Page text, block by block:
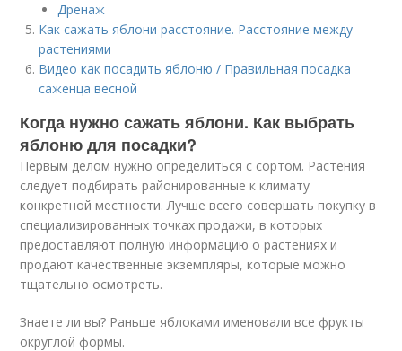
Дренаж
Как сажать яблони расстояние. Расстояние между
растениями
Видео как посадить яблоню / Правильная посадка
саженца весной
Когда нужно сажать яблони. Как выбрать
яблоню для посадки?
Первым делом нужно определиться с сортом. Растения
следует подбирать районированные к климату
конкретной местности. Лучше всего совершать покупку в
специализированных точках продажи, в которых
предоставляют полную информацию о растениях и
продают качественные экземпляры, которые можно
тщательно осмотреть.
Знаете ли вы? Раньше яблоками именовали все фрукты
округлой формы.